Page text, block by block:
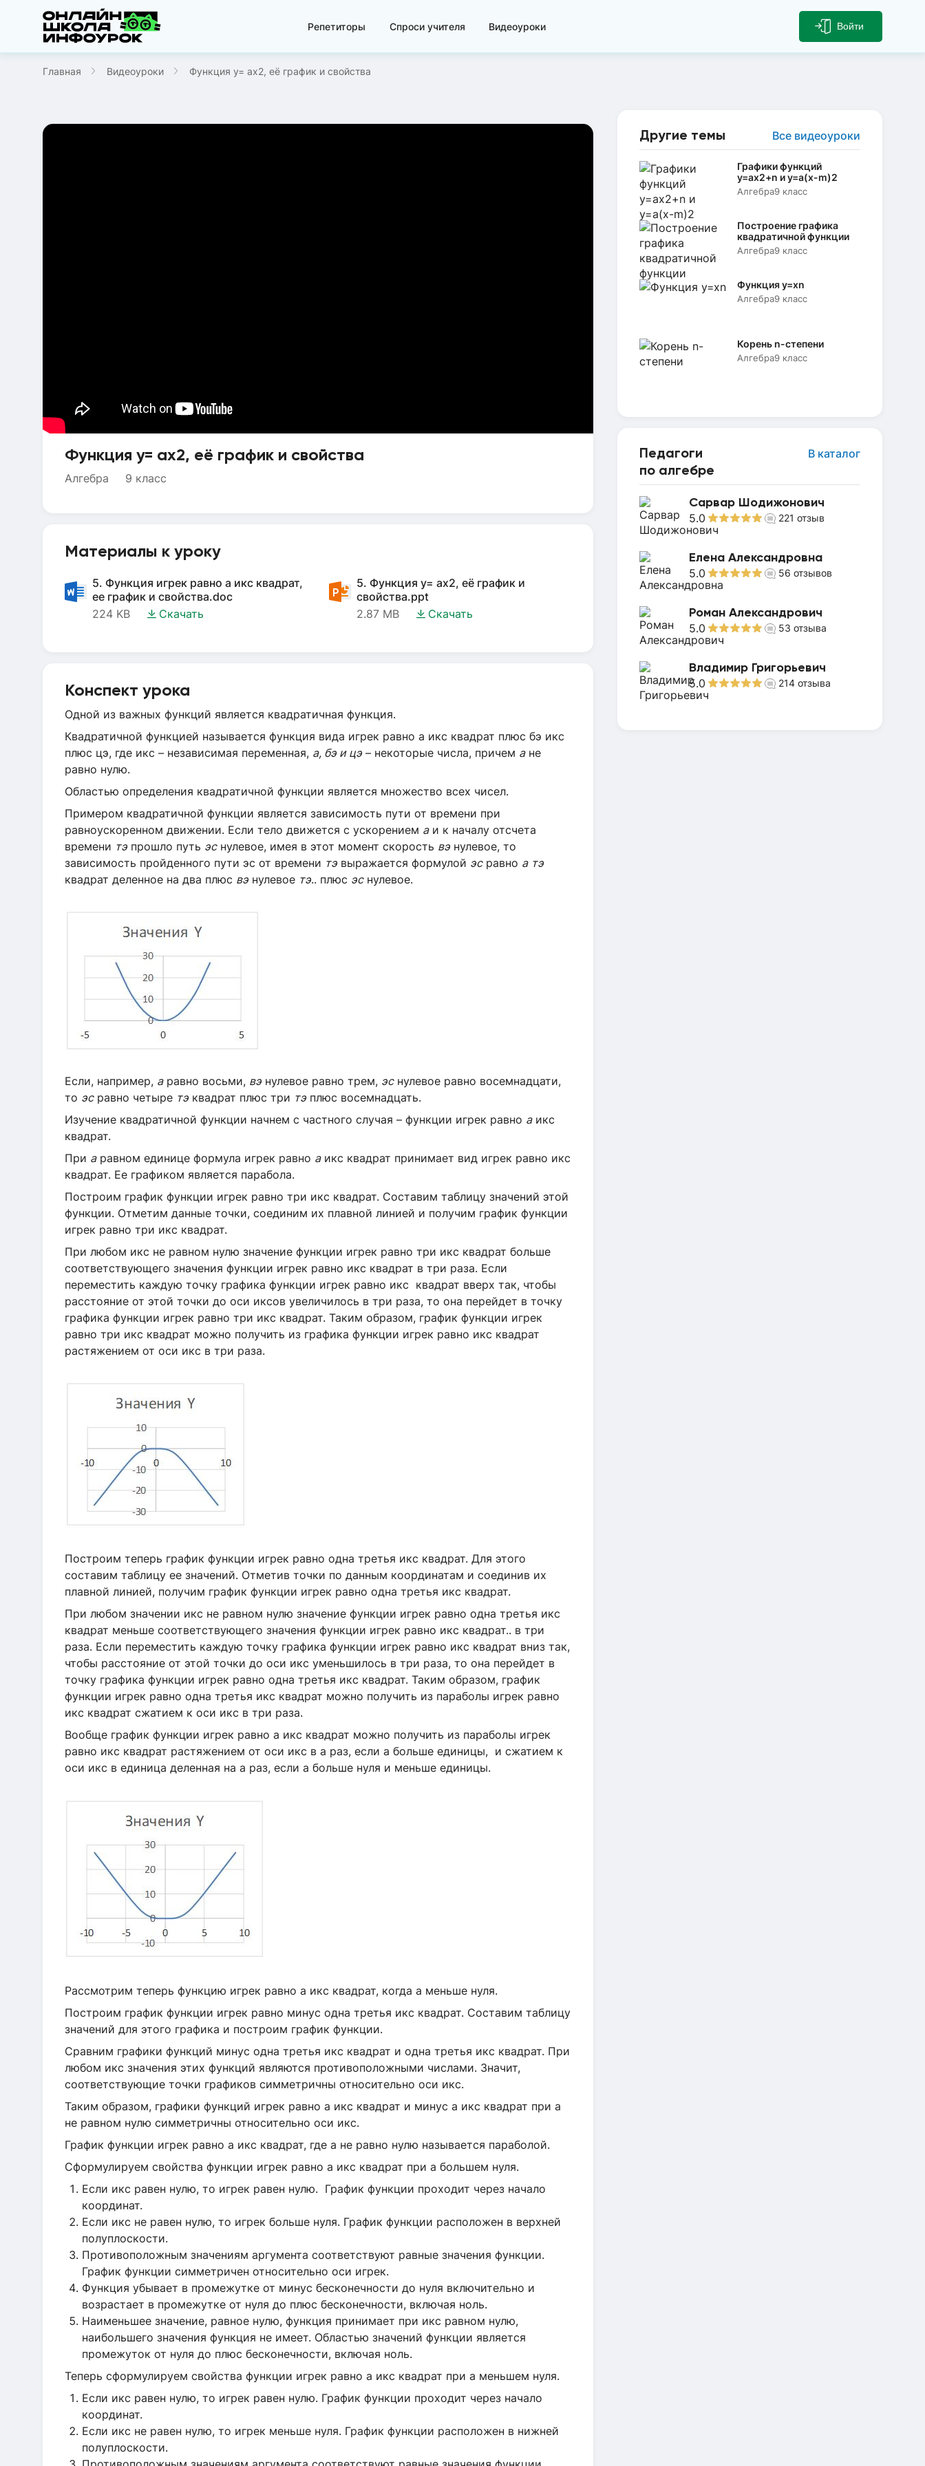
Репетиторы Спроси учителя Видеоуроки Войти
Главная Видеоуроки Функция y= аx2, её график и свойства
Другие темы Все видеоуроки
Графики функций
y=ax2+n и y=a(x-m)2
Алгебра9 класс
Построение графика
квадратичной функции
Алгебра9 класс
Функция y=xn
Алгебра9 класс
Корень n-степени
Алгебра9 класс
Педагоги
по алгебре
В каталог
Сарвар Шодижонович
5.0 221 отзыв
Елена Александровна
5.0 56 отзывов
Роман Александрович
5.0 53 отзыва
Владимир Григорьевич
5.0 214 отзыва
Функция y= аx2, её график и свойства
Алгебра 9 класс
Материалы к уроку
5. Функция игрек равно а икс квадрат,
ее график и свойства.doc
224 KB
Скачать
5. Функция y= аx2, её график и
свойства.ppt
2.87 MB
Скачать
Конспект урока
Одной из важных функций является квадратичная функция.
Квадратичной функцией называется функция вида игрек равно а икс квадрат плюс бэ икс
плюс цэ, где икс – независимая переменная, а, бэ и цэ – некоторые числа, причем ане
равно нулю.
Областью определения квадратичной функции является множество всех чисел.
Примером квадратичной функции является зависимость пути от времени при
равноускоренном движении. Если тело движется с ускорением аи к началу отсчета
времени тэ прошло путь эснулевое, имея в этот момент скорость вэ нулевое, то
зависимость пройденного пути эс от времени тэ выражается формулой эсравно а тэ
квадрат деленное на два плюс вэ нулевое тэ.. плюс эснулевое.
Если, например, аравно восьми, вэ нулевое равно трем, эснулевое равно восемнадцати,
то эсравно четыре тэ квадрат плюс три тэ плюс восемнадцать.
Изучение квадратичной функции начнем с частного случая – функции игрек равно аикс
квадрат.
При аравном единице формула игрек равно аикс квадрат принимает вид игрек равно икс
квадрат. Ее графиком является парабола.
Построим график функции игрек равно три икс квадрат. Составим таблицу значений этой
функции. Отметим данные точки, соединим их плавной линией и получим график функции
игрек равно три икс квадрат.
При любом икс не равном нулю значение функции игрек равно три икс квадрат больше
соответствующего значения функции игрек равно икс квадрат в три раза. Если
переместить каждую точку графика функции игрек равно икс квадрат вверх так, чтобы
расстояние от этой точки до оси иксов увеличилось в три раза, то она перейдет в точку
графика функции игрек равно три икс квадрат. Таким образом, график функции игрек
равно три икс квадрат можно получить из графика функции игрек равно икс квадрат
растяжением от оси икс в три раза.
Построим теперь график функции игрек равно одна третья икс квадрат. Для этого
составим таблицу ее значений. Отметив точки по данным координатам и соединив их
плавной линией, получим график функции игрек равно одна третья икс квадрат.
При любом значении икс не равном нулю значение функции игрек равно одна третья икс
квадрат меньше соответствующего значения функции игрек равно икс квадрат.. в три
раза. Если переместить каждую точку графика функции игрек равно икс квадрат вниз так,
чтобы расстояние от этой точки до оси икс уменьшилось в три раза, то она перейдет в
точку графика функции игрек равно одна третья икс квадрат. Таким образом, график
функции игрек равно одна третья икс квадрат можно получить из параболы игрек равно
икс квадрат сжатием к оси икс в три раза.
Вообще график функции игрек равно а икс квадрат можно получить из параболы игрек
равно икс квадрат растяжением от оси икс в а раз, если а больше единицы, и сжатием к
оси икс в единица деленная на а раз, если а больше нуля и меньше единицы.
Рассмотрим теперь функцию игрек равно а икс квадрат, когда а меньше нуля.
Построим график функции игрек равно минус одна третья икс квадрат. Составим таблицу
значений для этого графика и построим график функции.
Сравним графики функций минус одна третья икс квадрат и одна третья икс квадрат. При
любом икс значения этих функций являются противоположными числами. Значит,
соответствующие точки графиков симметричны относительно оси икс.
Таким образом, графики функций игрек равно а икс квадрат и минус а икс квадрат при а
не равном нулю симметричны относительно оси икс.
График функции игрек равно а икс квадрат, где а не равно нулю называется параболой.
Сформулируем свойства функции игрек равно а икс квадрат при а большем нуля.
Если икс равен нулю, то игрек равен нулю. График функции проходит через начало
координат.
Если икс не равен нулю, то игрек больше нуля. График функции расположен в верхней
полуплоскости.
Противоположным значениям аргумента соответствуют равные значения функции.
График функции симметричен относительно оси игрек.
Функция убывает в промежутке от минус бесконечности до нуля включительно и
возрастает в промежутке от нуля до плюс бесконечности, включая ноль.
Наименьшее значение, равное нулю, функция принимает при икс равном нулю,
наибольшего значения функция не имеет. Областью значений функции является
промежуток от нуля до плюс бесконечности, включая ноль.
Теперь сформулируем свойства функции игрек равно а икс квадрат при а меньшем нуля.
Если икс равен нулю, то игрек равен нулю. График функции проходит через начало
координат.
Если икс не равен нулю, то игрек меньше нуля. График функции расположен в нижней
полуплоскости.